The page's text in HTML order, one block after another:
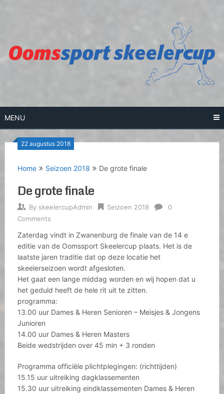
MENU
22 augustus 2018
Home Seizoen 2018 De grote finale
De grote finale
By skeelercupAdmin Seizoen 2018
0
Comments
Zaterdag vindt in Zwanenburg de finale van de 14 e
editie van de Oomssport Skeelercup plaats. Het is de
laatste jaren traditie dat op deze locatie het
skeelerseizoen wordt afgesloten.
Het gaat een lange middag worden en wij hopen dat u
het geduld heeft de hele rit uit te zitten.
programma:
13.00 uur Dames & Heren Senioren – Meisjes & Jongens
Junioren
14.00 uur Dames & Heren Masters
Beide wedstrijden over 45 min + 3 ronden
Programma officiële plichtplegingen: (richttijden)
15.15 uur uitreiking dagklassementen
15.30 uur uitreiking eindklassementen Dames & Heren